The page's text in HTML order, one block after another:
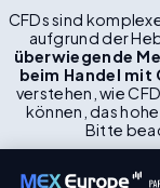
CFDs sind
aufgrund der
überwiegende
beim Handel mit
verstehen, wie
können, das
Bitte